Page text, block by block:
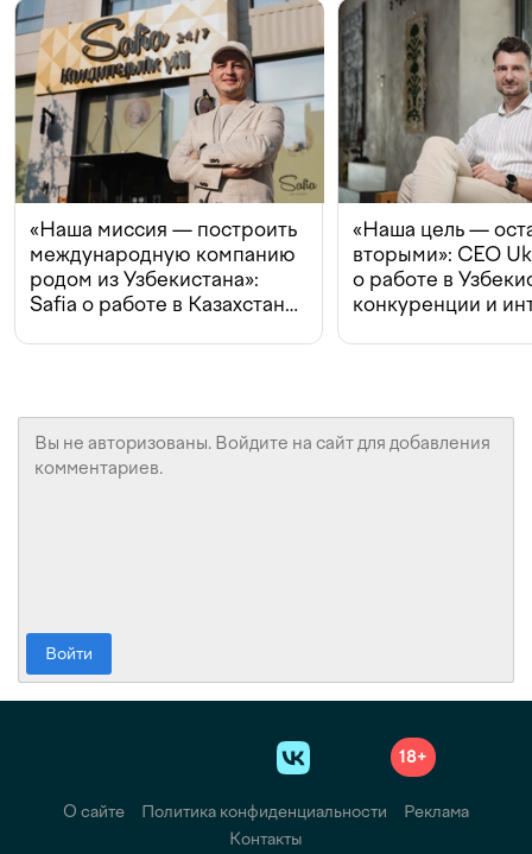
«Наша миссия — построить
международную компанию
родом из Узбекистана»:
Safia о работе в Казахстане,
«Наша цель —
вторыми»: CEO
о работе в
конкуренции и
Войти
18+
О сайте Политика конфиденциальности
Реклама
Контакты